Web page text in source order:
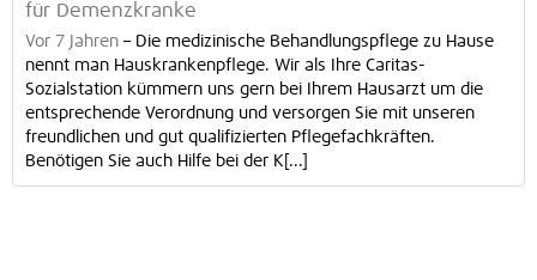
für Demenzkranke
Vor 7 Jahren – Die medizinische Behandlungspflege zu Hause
nennt man Hauskrankenpflege. Wir als Ihre Caritas-
Sozialstation kümmern uns gern bei Ihrem Hausarzt um die
entsprechende Verordnung und versorgen Sie mit unseren
freundlichen und gut qualifizierten Pflegefachkräften.
Benötigen Sie auch Hilfe bei der K[...]